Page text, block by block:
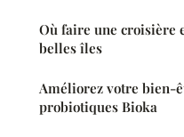
Où faire une croisière
belles îles
Améliorez votre bien-
probiotiques Bioka